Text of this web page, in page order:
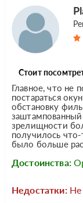
Стоит
Главное, что не
постараться
обстановку
зрелищности
получилось
было больше
Достоинства:
Недостатки: Не